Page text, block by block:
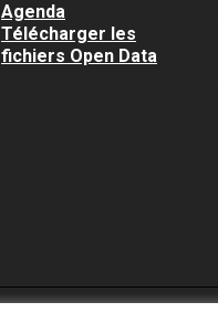
Agenda
Télécharger les
fichiers Open Data